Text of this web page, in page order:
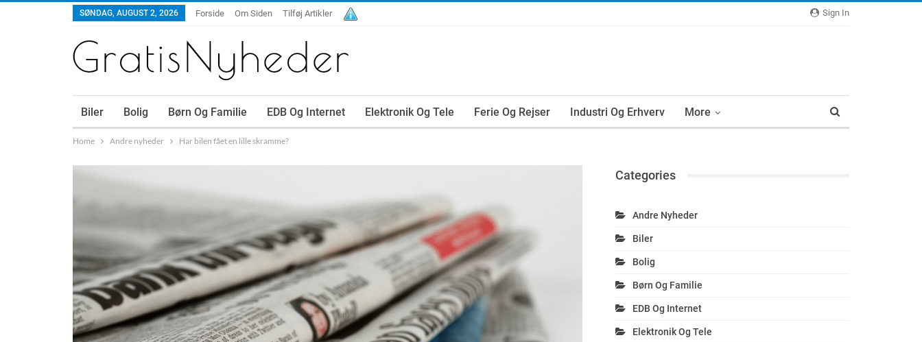
Sign In
SØNDAG, AUGUST 2, 2026 Forside Om Siden Tilføj Artikler
Biler Bolig Børn Og Familie EDB Og Internet Elektronik Og Tele Ferie Og Rejser Industri Og Erhverv More
Home Andre nyheder Har bilen fået en lille skramme?
Categories
Andre Nyheder
Biler
Bolig
Børn Og Familie
EDB Og Internet
Elektronik Og Tele